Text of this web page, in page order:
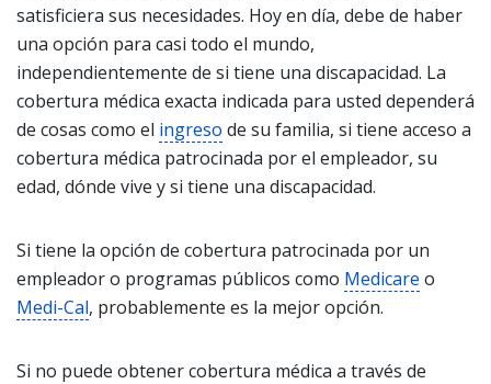
satisficiera sus necesidades. Hoy en día, debe de haber
una opción para casi todo el mundo,
independientemente de si tiene una discapacidad. La
cobertura médica exacta indicada para usted dependerá
de cosas como el ingreso de su familia, si tiene acceso a
cobertura médica patrocinada por el empleador, su
edad, dónde vive y si tiene una discapacidad.
Si tiene la opción de cobertura patrocinada por un
empleador o programas públicos como Medicare o
Medi-Cal, probablemente es la mejor opción.
Si no puede obtener cobertura médica a través de